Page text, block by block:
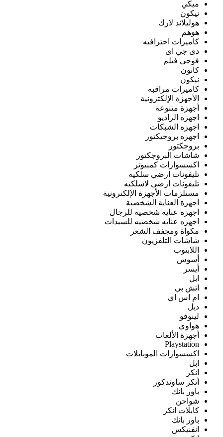
ميكي
نيكون
هوليلاند لارك
هوهم
كاميرات احترافيه
دى جي اى
فوجي فيلم
كانون
نيكون
كاميرات مراقبه
الأجهزة الإلكترونية
أجهزة متنوعة
اجهزه الراديو
اجهزه الشبكات
اجهزه بروجيكتور
بروجكتور
شاشات البروجكتور
اكسسوارات كمبيوتر
تليفونات ارضي سلكيه
تليفونات ارضي لاسلكيه
مستلزمات الأجهزة الإلكترونية
اجهزة العناية الشخصية
اجهزه عنايه شخصيه للرجال
اجهزه عنايه شخصيه للسيدات
مكواة ومجفف الشعر
شاشات التلفزيون
اللابتوب
أسوس
أيسر
ابل
اتش بي
ام اس اي
ديل
لينوفو
هواوي
أجهزة الألعاب
Playstation
اكسسوارات الموبايلات
ابل
انكر
أنكر ساوندكور
باور بانك
شواحن
كابلات انكر
باور بانك
انفنيكس